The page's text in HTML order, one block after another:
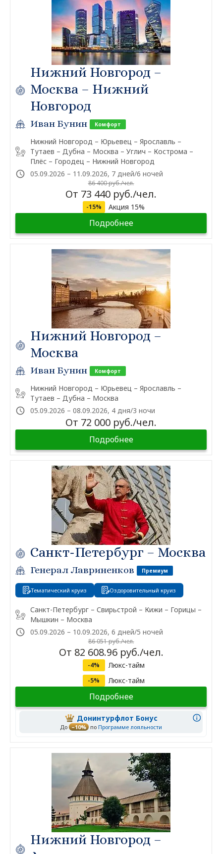
Нижний Новгород –
Москва – Нижний
Новгород
Иван Бунин Комфорт
Нижний Новгород – Юрьевец – Ярославль –
Тутаев – Дубна – Москва – Углич – Кострома –
Плёс – Городец – Нижний Новгород
05.09.2026 – 11.09.2026, 7 дней/6 ночей
86 400 руб./чел.
От 73 440 руб./чел.
-15% Акция 15%
Подробнее
Нижний Новгород –
Москва
Иван Бунин Комфорт
Нижний Новгород – Юрьевец – Ярославль –
Тутаев – Дубна – Москва
05.09.2026 – 08.09.2026, 4 дня/3 ночи
От 72 000 руб./чел.
Подробнее
Санкт-Петербург – Москва
Генерал Лавриненков Премиум
Тематический круиз Оздоровительный круиз
Санкт-Петербург – Свирьстрой – Кижи – Горицы –
Мышкин – Москва
05.09.2026 – 10.09.2026, 6 дней/5 ночей
86 051 руб./чел.
От 82 608.96 руб./чел.
-4% Люкс-тайм
-5% Люкс-тайм
Подробнее
Донинтурфлот Бонус
До –10% по Программе лояльности
Нижний Новгород –